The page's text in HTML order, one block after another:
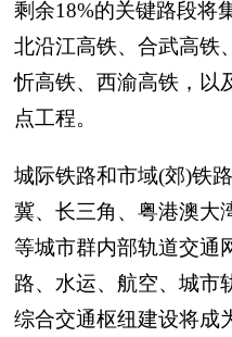
剩余18%的关键路段将
北沿江高铁、合武高铁
忻高铁、西渝高铁，以
点工程。
城际铁路和市域(郊)铁
冀、长三角、粤港澳大
等城市群内部轨道交通
路、水运、航空、城市
综合交通枢纽建设将成